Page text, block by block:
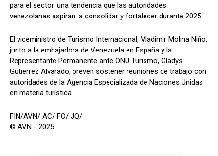
para el sector, una tendencia que las autoridades
venezolanas aspiran. a consolidar y fortalecer durante 2025.
El viceministro de Turismo Internacional, Vladimir Molina Niño,
junto a la embajadora de Venezuela en España y la
Representante Permanente ante ONU Turismo, Gladys
Gutiérrez Alvarado, prevén sostener reuniones de trabajo con
autoridades de la Agencia Especializada de Naciones Unidas
en materia turística.
FIN/AVN/ AC/ FO/ JQ/
© AVN - 2025